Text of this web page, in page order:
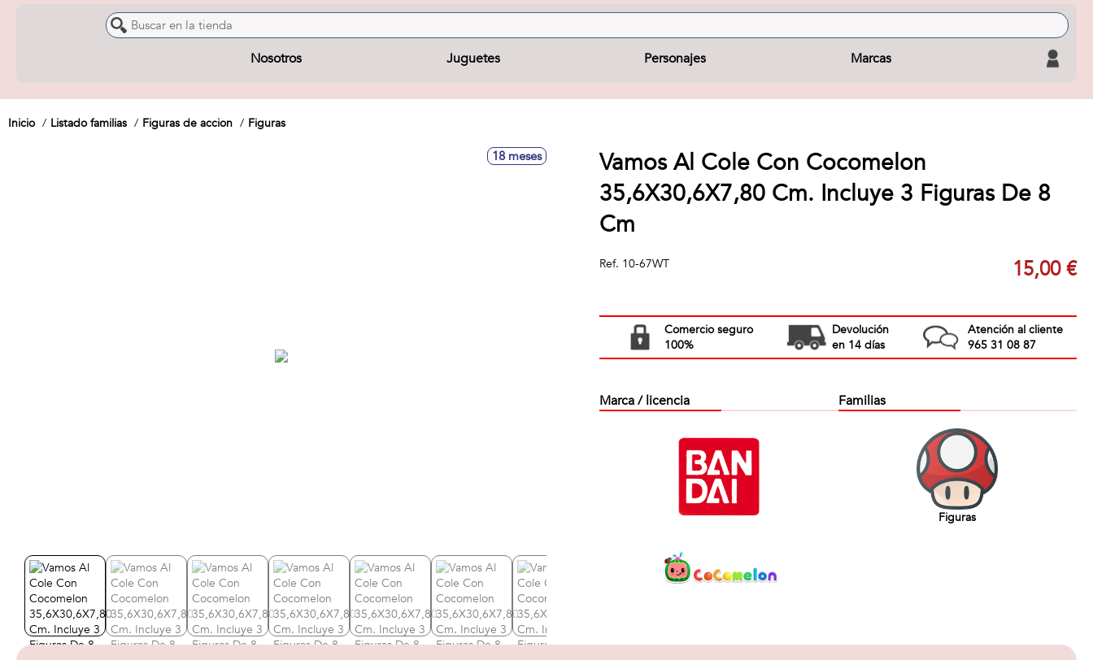
Nosotros Juguetes Personajes Marcas
Inicio Listado familias Figuras de accion Figuras
18 meses
Vamos Al Cole Con Cocomelon
35,6X30,6X7,80 Cm. Incluye 3 Figuras De 8
Cm
Ref. 10-67WT 15,00 €
Comercio seguro
100%
Devolución
en 14 días
Atención al cliente
965 31 08 87
Marca / licencia Familias
Figuras